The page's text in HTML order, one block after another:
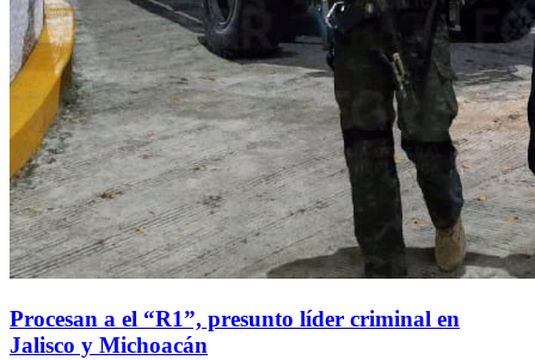
Procesan a el “R1”, presunto líder criminal en
Jalisco y Michoacán